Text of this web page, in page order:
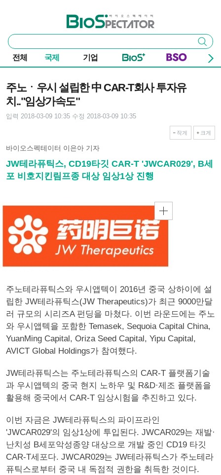
바이오스펙테이터
통
합
검
색
검색
전체 국제 기업
주노ㆍ우시 설립한 中 CAR-T회사 투자유
치.."임상가속도"
입력 2018-03-09 10:35 수정 2018-03-09 10:35
작게 크게
바이오스펙테이터 이은아 기자
JW테라퓨틱스, CD19타깃 CAR-T 'JWCAR029', B세
포 비호지킨림프종 대상 임상1상 진행
주노테라퓨틱스와 우시앱텍이 2016년 중국 상하이에 설
립한 JW테라퓨틱스(JW Therapeutics)가 최근 9000만달
러 규모의 시리즈A 펀딩을 마쳤다. 이번 라운드에는 주노
와 우시앱텍을 포함한 Temasek, Sequoia Capital China,
YuanMing Capital, Oriza Seed Capital, Yipu Capital,
AVICT Global Holdings가 참여했다.
JW테라퓨틱스는 주노테라퓨틱스의 CAR-T 플랫폼기술
과 우시앱텍의 중국 현지 노하우 및 R&D·제조 플랫폼을
활용해 중국에서 CAR-T 임상시험을 추진하고 있다.
이번 자금은 JW테라퓨틱스의 파이프라인
'JWCAR029'의 임상1상에 투입된다. JWCAR029는 재발·
난치성 B세포악성종양 대상으로 개발 중인 CD19 타깃
CAR-T세포다. JWCAR029는 JW테라퓨틱스가 주노테라
퓨틱스로부터 중국 내 독점적 권한을 취득한 것이다.